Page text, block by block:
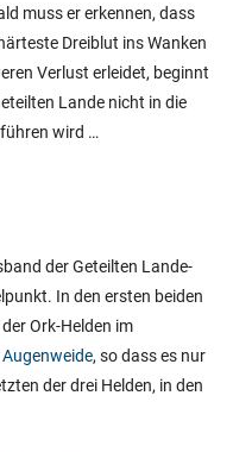
muss er erkennen, dass
Dreiblut ins Wanken
Verlust erleidet, beginnt
Lande nicht in die
wird …
der Geteilten Lande-
In den ersten beiden
Ork-Helden im
, so dass es nur
der drei Helden, in den